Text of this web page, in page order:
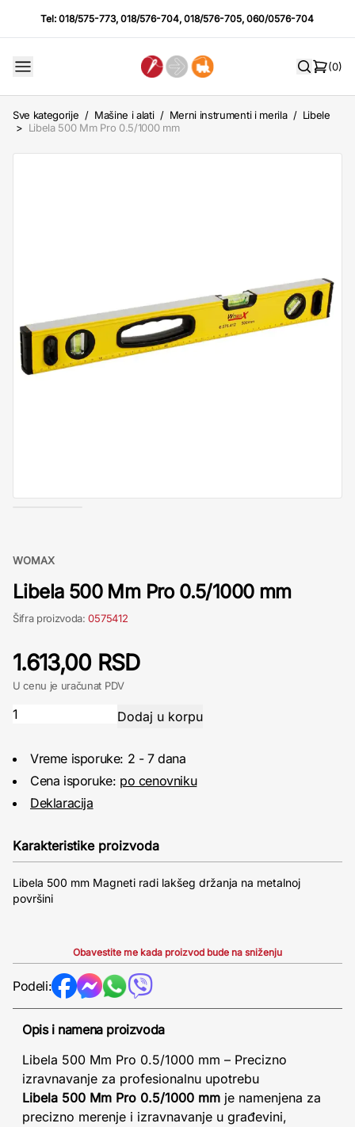
Tel:018/575-773,018/576-704,018/576-705,060/0576-704
(0)
Sve kategorije / Mašine i alati / Merni instrumenti i merila / Libele
> Libela 500 Mm Pro 0.5/1000 mm
WOMAX
Libela 500 Mm Pro 0.5/1000 mm
Šifra proizvoda:0575412
1.613,00 RSD
U cenu je uračunat PDV
Vreme isporuke: 2 - 7 dana
Cena isporuke: po cenovniku
Deklaracija
Karakteristike proizvoda
Libela 500 mm Magneti radi lakšeg držanja na metalnoj
površini
Obavestite me kada proizvod bude na sniženju
Podeli:
Opis i namena proizvoda
Libela 500 Mm Pro 0.5/1000 mm – Precizno
izravnavanje za profesionalnu upotrebu
Libela 500 Mm Pro 0.5/1000 mm je namenjena za
precizno merenje i izravnavanje u građevini,